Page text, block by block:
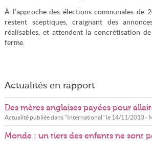
À l’approche des élections communales de
restent sceptiques, craignant des
réalisables, et attendent la concrétisation
ferme.
Actualités en rapport
Des mères anglaises payées pour
Actualité publiée dans "International" le 14/11/2013-
Monde : un tiers des enfants ne sont